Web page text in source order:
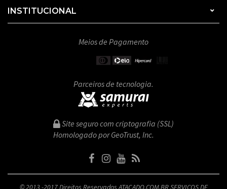
INSTITUCIONAL
Meios de Pagamento
Parceiros de tecnologia.
Site seguro com criptografia (SSL)
Homologado por GeoTrust, Inc.
© 2013 -2017 Direitos Reservados ATACADO.COM.BR SERVICOS DE